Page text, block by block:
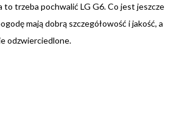
to trzeba pochwalić LG G6. Co jest jeszcze
mają dobrą szczegółowość i jakość, a
odzwierciedlone.